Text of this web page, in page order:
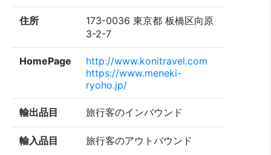
住所
173-0036 東京都 板橋区向原
3-2-7
HomePage
http://www.konitravel.com
https://www.meneki-
ryoho.jp/
輸出品目 旅行客のインバウンド
輸入品目 旅行客のアウトバウンド